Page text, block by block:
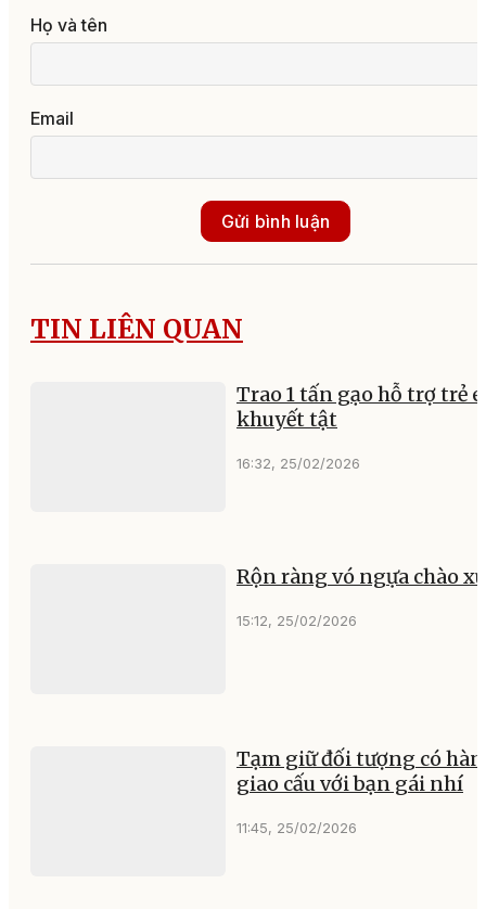
Họ và tên
Email
Gửi bình luận
TIN LIÊN QUAN
Trao 1 tấn gạo hỗ trợ trẻ
khuyết tật
16:32, 25/02/2026
Rộn ràng vó ngựa chào
15:12, 25/02/2026
Tạm giữ đối tượng có
giao cấu với bạn gái nhí
11:45, 25/02/2026